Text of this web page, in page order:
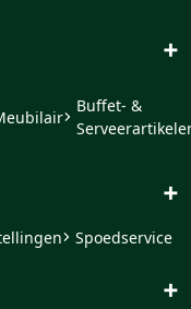
+
Buffet- &
+
Spoedservice
+